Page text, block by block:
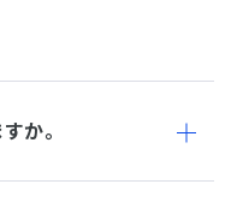
か。